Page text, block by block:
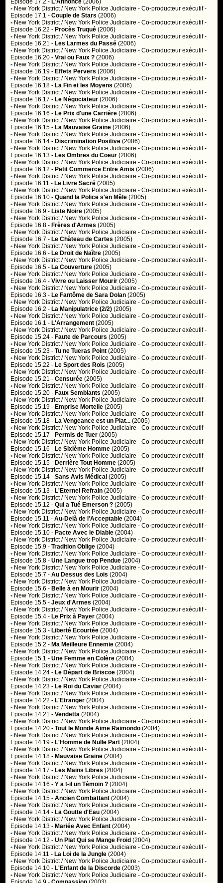
Episode 17.2 - L'Annonce (2006)
• New York District / New York Police Judiciaire - Co-producteur exécutif -
Episode 17.1 -Couple de Stars (2006)
• New York District / New York Police Judiciaire - Co-producteur exécutif -
Episode 16.22 - Procès Truqué (2006)
• New York District / New York Police Judiciaire - Co-producteur exécutif -
Episode 16.21 - Les Larmes du Passé (2006)
• New York District / New York Police Judiciaire - Co-producteur exécutif -
Episode 16.20 -Vrai ou Faux ? (2006)
• New York District / New York Police Judiciaire - Co-producteur exécutif -
Episode 16.19 - Effets Pervers (2006)
• New York District / New York Police Judiciaire - Co-producteur exécutif -
Episode 16.18 - La Fin et les Moyens (2006)
• New York District / New York Police Judiciaire - Co-producteur exécutif -
Episode 16.17 - Le Négociateur (2006)
• New York District / New York Police Judiciaire - Co-producteur exécutif -
Episode 16.16 - Le Prix d'une Carrière (2006)
• New York District / New York Police Judiciaire - Co-producteur exécutif -
Episode 16.15 - La Mauvaise Graine (2006)
• New York District / New York Police Judiciaire - Co-producteur exécutif -
Episode 16.14 - Discrimination Positive (2006)
• New York District / New York Police Judiciaire - Co-producteur exécutif -
Episode 16.13 - Les Ombres du Coeur (2006)
• New York District / New York Police Judiciaire - Co-producteur exécutif -
Episode 16.12 - Petit Commerce Entre Amis (2006)
• New York District / New York Police Judiciaire - Co-producteur exécutif -
Episode 16.11 - Le Livre Sacré (2005)
• New York District / New York Police Judiciaire - Co-producteur exécutif -
Episode 16.10 -Quand la Police s'en Mêle (2005)
• New York District / New York Police Judiciaire - Co-producteur exécutif -
Episode 16.9 - Liste Noire (2005)
• New York District / New York Police Judiciaire - Co-producteur exécutif -
Episode 16.8 - Frères d'Armes (2005)
• New York District / New York Police Judiciaire - Co-producteur exécutif -
Episode 16.7 - Le Château de Cartes (2005)
• New York District / New York Police Judiciaire - Co-producteur exécutif -
Episode 16.6 - Le Droit de Naître (2005)
• New York District / New York Police Judiciaire - Co-producteur exécutif -
Episode 16.5 - La Couverture (2005)
• New York District / New York Police Judiciaire - Co-producteur exécutif -
Episode 16.4 -Vivre ou Laisser Mourir (2005)
• New York District / New York Police Judiciaire - Co-producteur exécutif -
Episode 16.3 - Le Fantôme de Sara Dolan (2005)
• New York District / New York Police Judiciaire - Co-producteur exécutif -
Episode 16.2 - La Manipulatrice (2/2) (2005)
• New York District / New York Police Judiciaire - Co-producteur exécutif -
Episode 16.1 - L'Arrangement (2005)
• New York District / New York Police Judiciaire - Co-producteur exécutif -
Episode 15.24 - Faute de Parcours (2005)
• New York District / New York Police Judiciaire - Co-producteur exécutif -
Episode 15.23 -Tu ne Tueras Point (2005)
• New York District / New York Police Judiciaire - Co-producteur exécutif -
Episode 15.22 - Le Sport des Rois (2005)
• New York District / New York Police Judiciaire - Co-producteur exécutif -
Episode 15.21 -Censurée (2005)
• New York District / New York Police Judiciaire - Co-producteur exécutif -
Episode 15.20 - Faux Semblants (2005)
• New York District / New York Police Judiciaire - Co-producteur exécutif -
Episode 15.19 - Emprise Mortelle (2005)
• New York District / New York Police Judiciaire - Co-producteur exécutif -
Episode 15.18 - La Vengeance est un Plat... (2005)
• New York District / New York Police Judiciaire - Co-producteur exécutif -
Episode 15.17 - Permis de Tuer (2005)
• New York District / New York Police Judiciaire - Co-producteur exécutif -
Episode 15.16 - Le Sixième Homme (2005)
• New York District / New York Police Judiciaire - Co-producteur exécutif -
Episode 15.15 - Derrière Tout Homme (2005)
• New York District / New York Police Judiciaire - Co-producteur exécutif -
Episode 15.14 -Sans Avis Médical (2005)
• New York District / New York Police Judiciaire - Co-producteur exécutif -
Episode 15.13 - L'Eternel Refrain (2005)
• New York District / New York Police Judiciaire - Co-producteur exécutif -
Episode 15.12 -Qui a Tué Emerson ? (2005)
• New York District / New York Police Judiciaire - Co-producteur exécutif -
Episode 15.11 -Au-Delà de l'Acceptable (2004)
• New York District / New York Police Judiciaire - Co-producteur exécutif -
Episode 15.10 - Pacte Avec le Diable (2004)
• New York District / New York Police Judiciaire - Co-producteur exécutif -
Episode 15.9 -Tradition Oblige (2004)
• New York District / New York Police Judiciaire - Co-producteur exécutif -
Episode 15.8 -Une Langue trop Pendue (2004)
• New York District / New York Police Judiciaire - Co-producteur exécutif -
Episode 15.7 -Au Dessus des Lois (2004)
• New York District / New York Police Judiciaire - Co-producteur exécutif -
Episode 15.6 - Belle à en Mourir (2004)
• New York District / New York Police Judiciaire - Co-producteur exécutif -
Episode 15.5 -Jeux d'Armes (2004)
• New York District / New York Police Judiciaire - Co-producteur exécutif -
Episode 15.4 - Le Prix à Payer (2004)
• New York District / New York Police Judiciaire - Co-producteur exécutif -
Episode 15.3 - Liberté Ecourtée (2004)
• New York District / New York Police Judiciaire - Co-producteur exécutif -
Episode 15.2 - Ma Meilleure Ennemie (2004)
• New York District / New York Police Judiciaire - Co-producteur exécutif -
Episode 15.1 -Une Femme en Colère (2004)
• New York District / New York Police Judiciaire - Co-producteur exécutif -
Episode 14.24 - Le Départ de Briscoe (2004)
• New York District / New York Police Judiciaire - Co-producteur exécutif -
Episode 14.23 - Le Roi du Caviar (2004)
• New York District / New York Police Judiciaire - Co-producteur exécutif -
Episode 14.22 - L'Etranger (2004)
• New York District / New York Police Judiciaire - Co-producteur exécutif -
Episode 14.21 -Vendetta (2004)
• New York District / New York Police Judiciaire - Co-producteur exécutif -
Episode 14.20 -Tout le Monde Aime Raimondo (2004)
• New York District / New York Police Judiciaire - Co-producteur exécutif -
Episode 14.19 - L'Homme de Nulle Part (2004)
• New York District / New York Police Judiciaire - Co-producteur exécutif -
Episode 14.18 - Mauvaise Graine (2004)
• New York District / New York Police Judiciaire - Co-producteur exécutif -
Episode 14.17 - Les Mains Libres (2004)
• New York District / New York Police Judiciaire - Co-producteur exécutif -
Episode 14.16 -Y a t-il un Témoin ? (2004)
• New York District / New York Police Judiciaire - Co-producteur exécutif -
Episode 14.15 -Ancien Combattant (2004)
• New York District / New York Police Judiciaire - Co-producteur exécutif -
Episode 14.14 - La Goutte d'Eau (2004)
• New York District / New York Police Judiciaire - Co-producteur exécutif -
Episode 14.13 - Mariée Avec Enfant (2004)
• New York District / New York Police Judiciaire - Co-producteur exécutif -
Episode 14.12 -Un Plat Qui se Mange Froid (2004)
• New York District / New York Police Judiciaire - Co-producteur exécutif -
Episode 14.11 - La Loi de la Jungle (2004)
• New York District / New York Police Judiciaire - Co-producteur exécutif -
Episode 14.10 - L'Enfant de la Discorde (2003)
• New York District / New York Police Judiciaire - Co-producteur exécutif -